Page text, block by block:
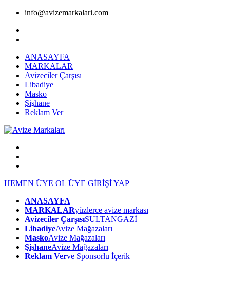
info@avizemarkalari.com
ANASAYFA
MARKALAR
Avizeciler Çarşısı
Libadiye
Masko
Şişhane
Reklam Ver
HEMEN ÜYE OL ÜYE GİRİŞİ YAP
ANASAYFA
MARKALARyüzlerce avize markası
Avizeciler ÇarşısıSULTANGAZİ
LibadiyeAvize Mağazaları
MaskoAvize Mağazaları
ŞişhaneAvize Mağazaları
Reklam Verve Sponsorlu İçerik